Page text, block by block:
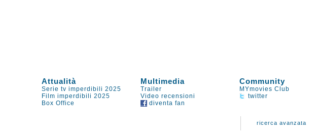
Attualità Multimedia Community
Serie tv imperdibili 2025 Trailer
MYmovies Club
Film imperdibili 2025 Video recensioni
twitter
Box Office diventa fan
ricerca avanzata